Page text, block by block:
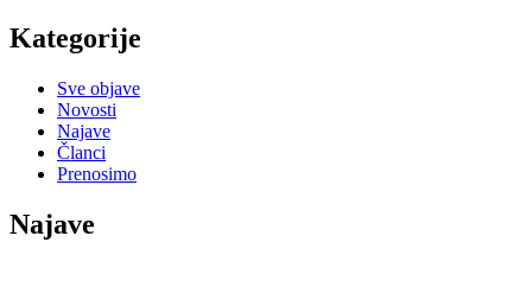
Kategorije
Sve objave
Novosti
Najave
Članci
Prenosimo
Najave